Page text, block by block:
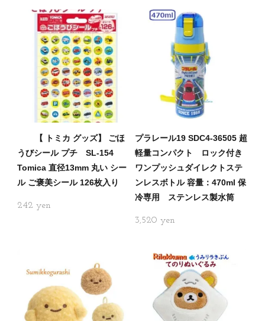
【 トミカ グッズ】 ごほ
うびシール プチ SL-154
Tomica 直径13mm 丸い シー
ル ご褒美シール 126枚入り
242
プラレール19 SDC4-36505 超
軽量コンパクト ロック付き
ワンプッシュダイレクトステ
ンレスボトル 容量：470ml 保
冷専用 ステンレス製水筒
3,520